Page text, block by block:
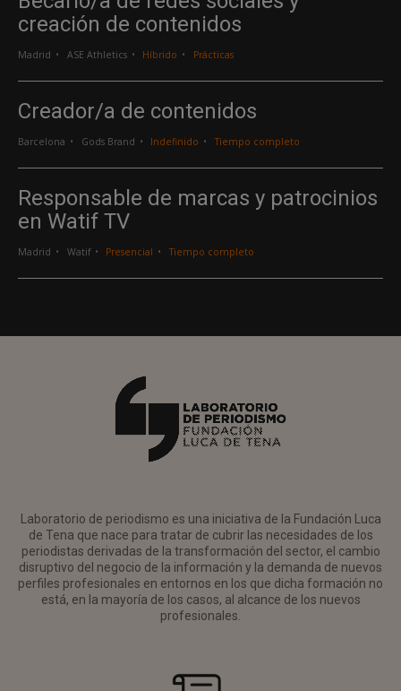
creación de contenidos
Madrid ASE Athletics Híbrido Prácticas
Creador/a de contenidos
Barcelona Gods Brand Indefinido Tiempo completo
Responsable de marcas y patrocinios
en Watif TV
Madrid Watif Presencial Tiempo completo
Laboratorio de periodismo es una iniciativa de la Fundación Luca
de Tena que nace para tratar de cubrir las necesidades de los
periodistas derivadas de la transformación del sector, el cambio
disruptivo del negocio de la información y la demanda de nuevos
perfiles profesionales en entornos en los que dicha formación no
está, en la mayoría de los casos, al alcance de los nuevos
profesionales.